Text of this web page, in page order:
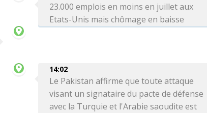
23.000 emplois en moins en juillet aux
Etats-Unis mais chômage en baisse
14:02
Le Pakistan affirme que toute attaque
visant un signataire du pacte de défense
avec la Turquie et l'Arabie saoudite est